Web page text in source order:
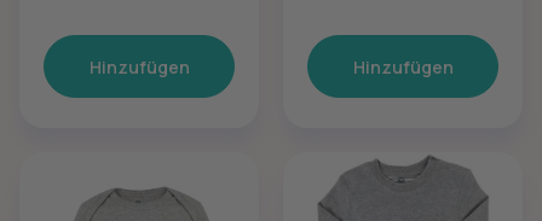
Hinzufügen Hinzufügen